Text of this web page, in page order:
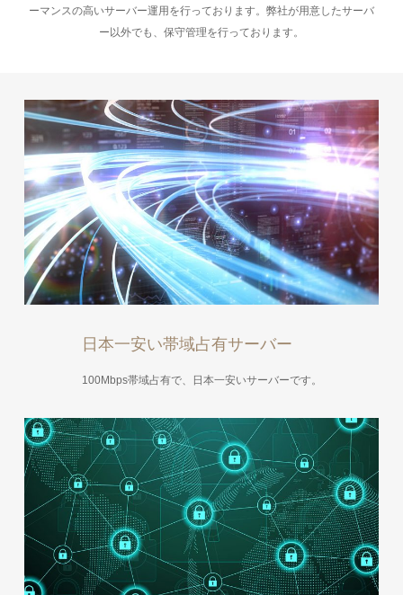
ーマンスの高いサーバー運用を行っております。弊社が用意したサーバ
ー以外でも、保守管理を行っております。
日本一安い帯域占有サーバー
100Mbps帯域占有で、日本一安いサーバーです。